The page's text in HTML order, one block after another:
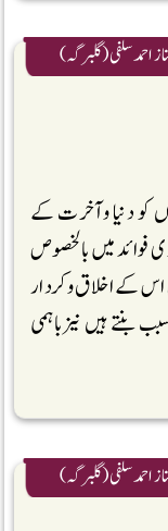
احمد سلفی (گلبرگہ)
کو دنیا وآخرت کے
فوائد میں بالخصوص
اس کے اخلاق وکردار
بنتے ہیں نیزباہمی
احمد سلفی (گلبرگہ)